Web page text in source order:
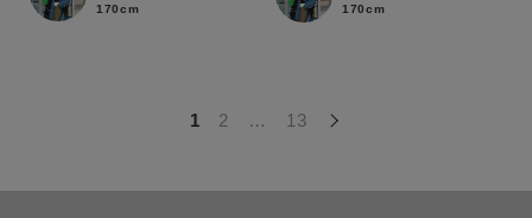
170cm
170cm
1 2 … 13